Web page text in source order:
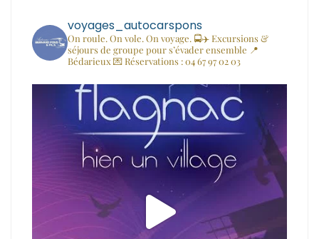
voyages_autocarspons
On roule. On vole. On voyage. 🚍✈️ Excursions &
séjours de groupe pour s’évader ensemble 📍
Bédarieux 💌 Réservations : 04 67 97 02 03